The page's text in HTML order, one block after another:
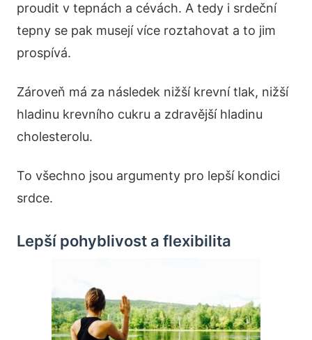
proudit v tepnách a cévách. A tedy i srdeční
tepny se pak musejí více roztahovat a to jim
prospívá.
Zároveň má za následek nižší krevní tlak, nižší
hladinu krevního cukru a zdravější hladinu
cholesterolu.
To všechno jsou argumenty pro lepší kondici
srdce.
Lepší pohyblivost a flexibilita